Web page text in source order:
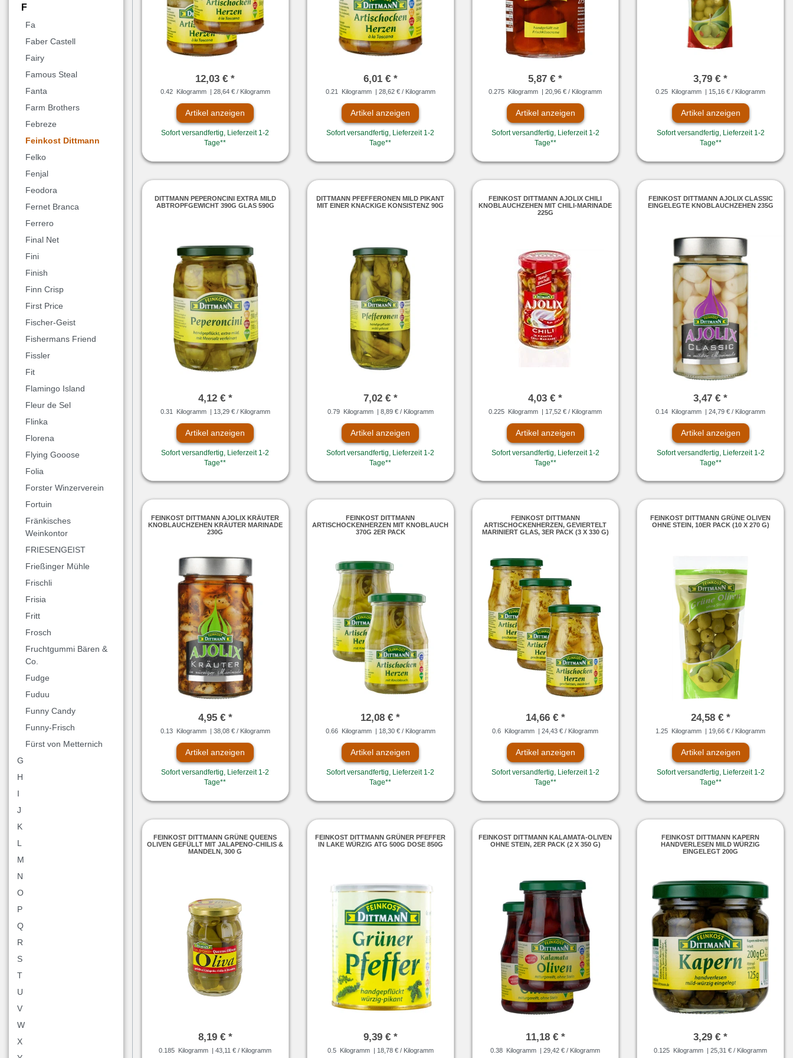
F
Fa
Faber Castell
Fairy
Famous Steal
Fanta
Farm Brothers
Febreze
Feinkost Dittmann
Felko
Fenjal
Feodora
Fernet Branca
Ferrero
Final Net
Fini
Finish
Finn Crisp
First Price
Fischer-Geist
Fishermans Friend
Fissler
Fit
Flamingo Island
Fleur de Sel
Flinka
Florena
Flying Gooose
Folia
Forster Winzerverein
Fortuin
Fränkisches
Weinkontor
FRIESENGEIST
Frießinger Mühle
Frischli
Frisia
Fritt
Frosch
Fruchtgummi Bären &
Co.
Fudge
Fuduu
Funny Candy
Funny-Frisch
Fürst von Metternich
G
H
I
J
K
L
M
N
O
P
Q
R
S
T
U
V
W
X
12,03 € *
0.42 Kilogramm | 28,64 € / Kilogramm
Artikel anzeigen
Sofort versandfertig, Lieferzeit 1-2
Tage**
6,01 € *
0.21 Kilogramm | 28,62 € / Kilogramm
Artikel anzeigen
Sofort versandfertig, Lieferzeit 1-2
Tage**
5,87 € *
0.275 Kilogramm | 20,96 € / Kilogramm
Artikel anzeigen
Sofort versandfertig, Lieferzeit 1-2
Tage**
3,79 € *
0.25 Kilogramm | 15,16 € / Kilogramm
Artikel anzeigen
Sofort versandfertig, Lieferzeit 1-2
Tage**
DITTMANN PEPERONCINI EXTRA MILD
ABTROPFGEWICHT 390G GLAS 590G
4,12 € *
0.31 Kilogramm | 13,29 € / Kilogramm
Artikel anzeigen
Sofort versandfertig, Lieferzeit 1-2
Tage**
DITTMANN PFEFFERONEN MILD PIKANT
MIT EINER KNACKIGE KONSISTENZ 90G
7,02 € *
0.79 Kilogramm | 8,89 € / Kilogramm
Artikel anzeigen
Sofort versandfertig, Lieferzeit 1-2
Tage**
FEINKOST DITTMANN AJOLIX CHILI
KNOBLAUCHZEHEN MIT CHILI-MARINADE
225G
4,03 € *
0.225 Kilogramm | 17,52 € / Kilogramm
Artikel anzeigen
Sofort versandfertig, Lieferzeit 1-2
Tage**
FEINKOST DITTMANN AJOLIX CLASSIC
EINGELEGTE KNOBLAUCHZEHEN 235G
3,47 € *
0.14 Kilogramm | 24,79 € / Kilogramm
Artikel anzeigen
Sofort versandfertig, Lieferzeit 1-2
Tage**
FEINKOST DITTMANN AJOLIX KRÄUTER
KNOBLAUCHZEHEN KRÄUTER MARINADE
230G
4,95 € *
0.13 Kilogramm | 38,08 € / Kilogramm
Artikel anzeigen
Sofort versandfertig, Lieferzeit 1-2
Tage**
FEINKOST DITTMANN
ARTISCHOCKENHERZEN MIT KNOBLAUCH
370G 2ER PACK
12,08 € *
0.66 Kilogramm | 18,30 € / Kilogramm
Artikel anzeigen
Sofort versandfertig, Lieferzeit 1-2
Tage**
FEINKOST DITTMANN
ARTISCHOCKENHERZEN, GEVIERTELT
MARINIERT GLAS, 3ER PACK (3 X 330 G)
14,66 € *
0.6 Kilogramm | 24,43 € / Kilogramm
Artikel anzeigen
Sofort versandfertig, Lieferzeit 1-2
Tage**
FEINKOST DITTMANN GRÜNE OLIVEN
OHNE STEIN, 10ER PACK (10 X 270 G)
24,58 € *
1.25 Kilogramm | 19,66 € / Kilogramm
Artikel anzeigen
Sofort versandfertig, Lieferzeit 1-2
Tage**
FEINKOST DITTMANN GRÜNE QUEENS
OLIVEN GEFÜLLT MIT JALAPENO-CHILIS &
MANDELN, 300 G
8,19 € *
0.185 Kilogramm | 43,11 € / Kilogramm
FEINKOST DITTMANN GRÜNER PFEFFER
IN LAKE WÜRZIG ATG 500G DOSE 850G
9,39 € *
0.5 Kilogramm | 18,78 € / Kilogramm
FEINKOST DITTMANN KALAMATA-OLIVEN
OHNE STEIN, 2ER PACK (2 X 350 G)
11,18 € *
0.38 Kilogramm | 29,42 € / Kilogramm
FEINKOST DITTMANN KAPERN
HANDVERLESEN MILD WÜRZIG
EINGELEGT 200G
3,29 € *
0.125 Kilogramm | 25,31 € / Kilogramm